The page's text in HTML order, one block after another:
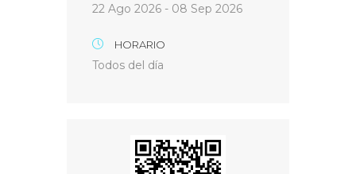
22 Ago 2026 - 08 Sep 2026
HORARIO
Todos del día